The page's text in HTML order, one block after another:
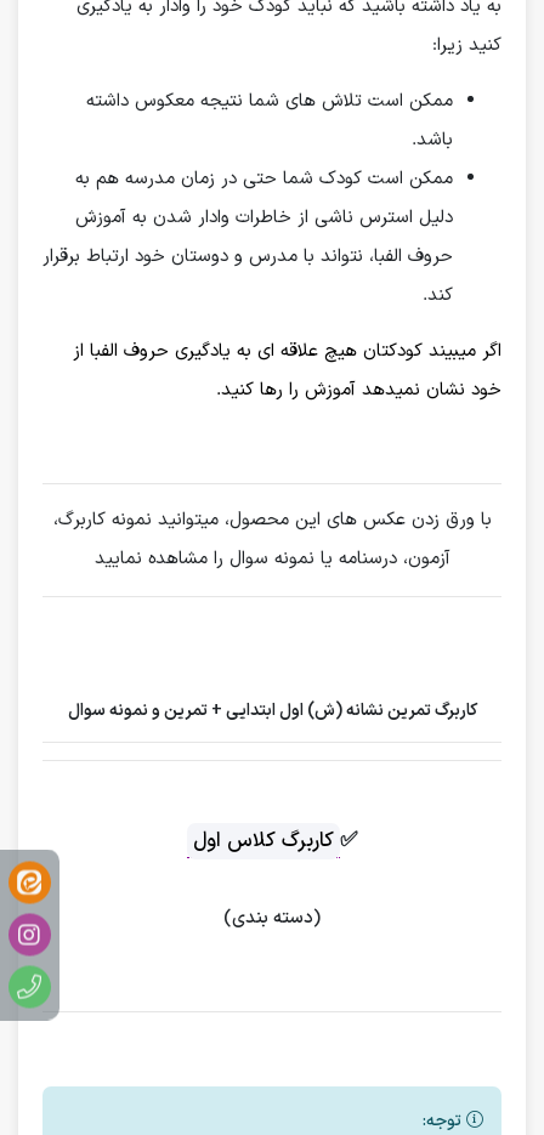
به یاد داشته باشید که نباید کودک خود را وادار به یادگیری
کنید زیرا:
ممکن است تلاش های شما نتیجه معکوس داشته
باشد.
ممکن است کودک شما حتی در زمان مدرسه هم به
دلیل استرس ناشی از خاطرات وادار شدن به آموزش
حروف الفبا، نتواند با مدرس و دوستان خود ارتباط برقرار
کند.
اگر میبیند کودکتان هیچ علاقه ای به یادگیری حروف الفبا از
خود نشان نمیدهد آموزش را رها کنید.
با ورق زدن عکس های این محصول، میتوانید نمونه کاربرگ،
آزمون، درسنامه یا نمونه سوال را مشاهده نمایید
کاربرگ تمرین نشانه (ش) اول ابتدایی + تمرین و نمونه سوال
✅کاربرگ کلاس اول
(دسته بندی)
توجه: